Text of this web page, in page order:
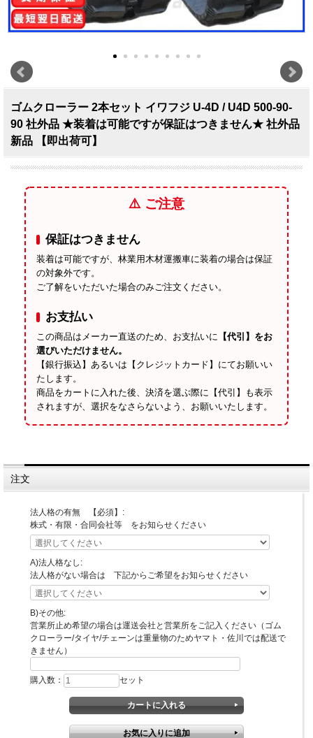
ゴムクローラー 2本セット イワフジ U-4D / U4D 500-90-
90 社外品 ★装着は可能ですが保証はつきません★ 社外品
新品 【即出荷可】
⚠️ ご注意
保証はつきません
装着は可能ですが、林業用木材運搬車に装着の場合は保証
の対象外です。
ご了解をいただいた場合のみご注文ください。
お支払い
この商品はメーカー直送のため、お支払いに 【代引】をお
選びいただけません。
【銀行振込】あるいは【クレジットカード】にてお願いい
たします。
商品をカートに入れた後、決済を選ぶ際に【代引】も表示
されますが、選択をなさらないよう、お願いいたします。
注文
法人格の有無 【必須】:
株式・有限・合同会社等 をお知らせください
A)法人格なし:
法人格がない場合は 下記からご希望をお知らせください
B)その他:
営業所止め希望の場合は運送会社と営業所をご記入ください（ゴム
クローラー/タイヤ/チェーンは重量物のためヤマト・佐川では配送で
きません）
購入数： セット